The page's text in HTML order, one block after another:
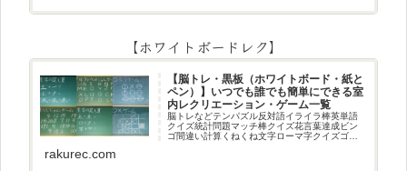
【ホワイトボードレク】
【脳トレ・黒板（ホワイトボード・紙と
ペン）】いつでも誰でも簡単にできる室
内レクリエーション・ゲーム一覧
脳トレなどテンパズル反対語イライラ棒英単語
クイズ統計問題マッチ棒クイズ花言葉達成ビン
ゴ間違い計算くねくね文字ローマ字クイズゴロ
rakurec.com